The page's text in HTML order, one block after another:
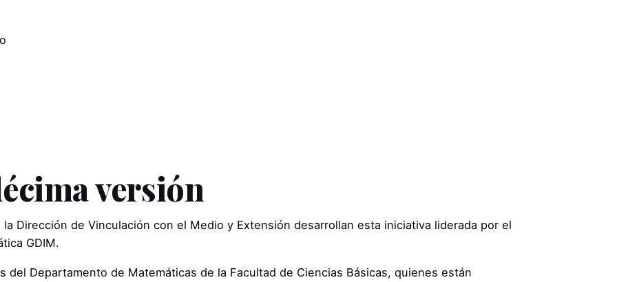
versión
Dirección de Vinculación con el Medio y Extensión desarrollan esta iniciativa liderada por el
GDIM.
del Departamento de Matemáticas de la Facultad de Ciencias Básicas, quienes están